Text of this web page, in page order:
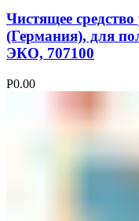
Чистящее
(Германия), для
ЭКО, 707100
Р0.00